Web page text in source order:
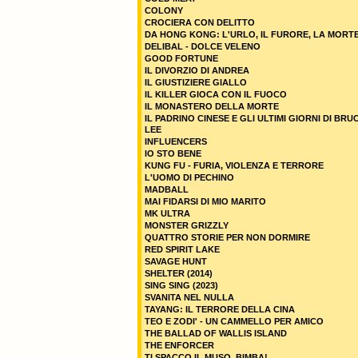
COLONY
CROCIERA CON DELITTO
DA HONG KONG: L'URLO, IL FURORE, LA
DELIBAL - DOLCE VELENO
GOOD FORTUNE
IL DIVORZIO DI ANDREA
IL GIUSTIZIERE GIALLO
IL KILLER GIOCA CON IL FUOCO
IL MONASTERO DELLA MORTE
IL PADRINO CINESE E GLI ULTIMI GIORNI DI
LEE
INFLUENCERS
IO STO BENE
KUNG FU - FURIA, VIOLENZA E TERRORE
L'UOMO DI PECHINO
MADBALL
MAI FIDARSI DI MIO MARITO
MK ULTRA
MONSTER GRIZZLY
QUATTRO STORIE PER NON DORMIRE
RED SPIRIT LAKE
SAVAGE HUNT
SHELTER (2014)
SING SING (2023)
SVANITA NEL NULLA
TAYANG: IL TERRORE DELLA CINA
TEO E ZODI' - UN CAMMELLO PER AMICO
THE BALLAD OF WALLIS ISLAND
THE ENFORCER